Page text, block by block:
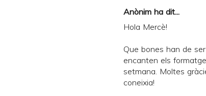
Anònim ha dit...
Hola Mercè!
Que bones han de
encanten els
setmana. Moltes
coneixia!